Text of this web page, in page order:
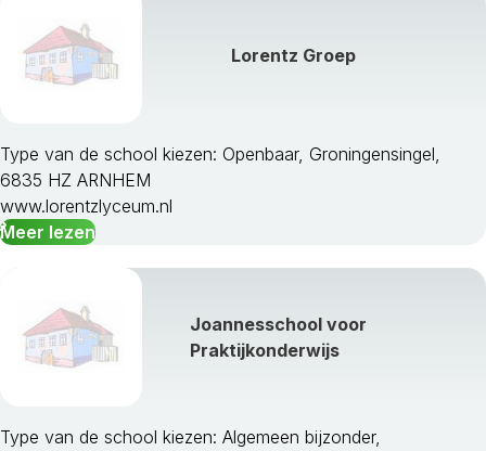
Lorentz Groep
Type van de school kiezen: Openbaar, Groningensingel,
6835 HZ ARNHEM
www.lorentzlyceum.nl
Meer lezen
Joannesschool voor
Praktijkonderwijs
Type van de school kiezen: Algemeen bijzonder,